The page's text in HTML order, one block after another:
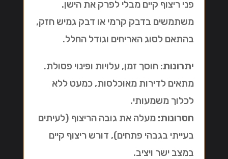
פני ריצוף קיים מבלי לפרק את הישן.
משתמשים בדבק קרמי או דבק גמיש חזק,
בהתאם לסוג האריחים וגודל החלל.
יתרונות: חוסך זמן, עלויות ופינוי פסולת.
מתאים לדירות מאוכלסות, כמעט ללא
לכלוך משמעותי.
חסרונות: מעלה את גובה הריצוף (לעיתים
בעייתי בגבהי פתחים), דורש ריצוף קיים
במצב ישר ויציב.